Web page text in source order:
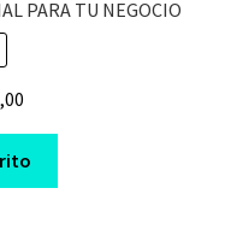
PARA TU NEGOCIO
price
is:
$ 10,00.